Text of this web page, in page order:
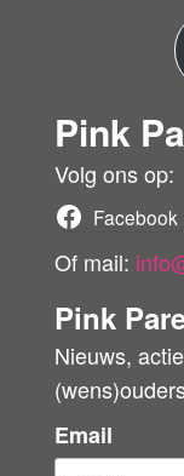
r
Pink
Volg ons op:
Facebook
Of mail:
Pink
Nieuws,
Email